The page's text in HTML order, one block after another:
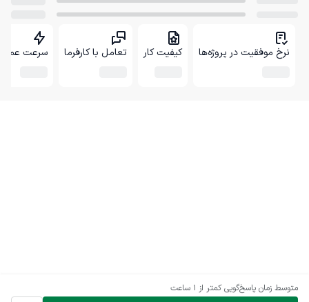
متوسط زمان پاسخ‌گویی کمتر از 1 ساعت
نرخ موفقیت در پروژه‌ها کیفیت کار تعامل با کارفرما سرعت عمل